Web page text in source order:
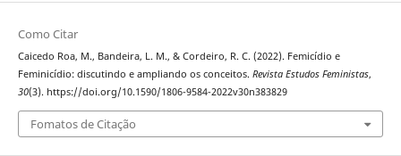
Como Citar
Caicedo Roa, M., Bandeira, L. M., & Cordeiro, R. C. (2022). Femicídio e
Feminicídio: discutindo e ampliando os conceitos. Revista Estudos Feministas,
30(3). https://doi.org/10.1590/1806-9584-2022v30n383829
Fomatos de Citação